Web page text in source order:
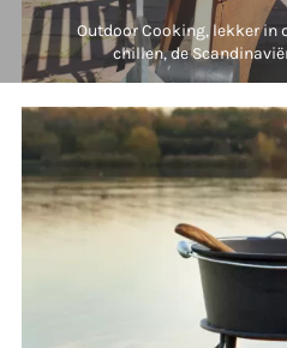
Outdoor Cooking, lekker in
chillen, de